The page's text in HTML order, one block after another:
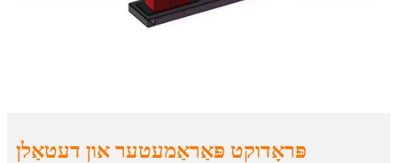
פּראָדוקט פּאַראַמעטער און דעטאַלן